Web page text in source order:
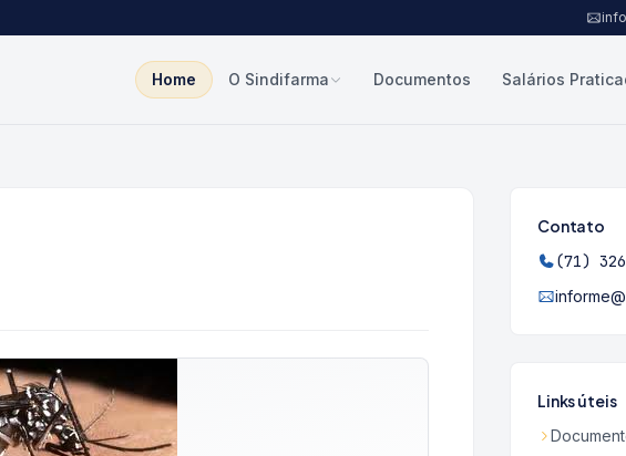
Home O Sindifarma Documentos Salários
Contato
(71)
Links úteis